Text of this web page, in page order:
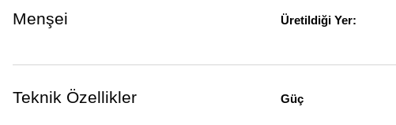
Menşei Üretildiği Yer:
Teknik Özellikler Güç